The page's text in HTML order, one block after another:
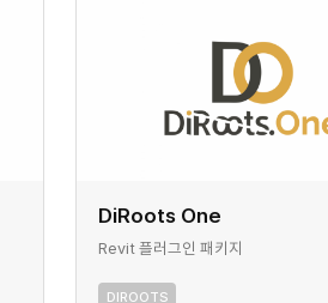
DiRoots One
Revit 플러그인 패키지
DIROOTS